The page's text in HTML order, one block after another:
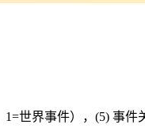
1=世界事件），(5) 事件